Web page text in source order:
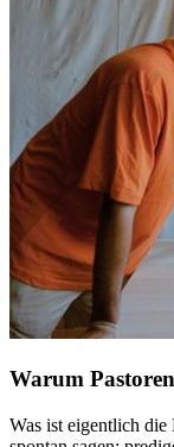
Warum
Was ist eigentlich die